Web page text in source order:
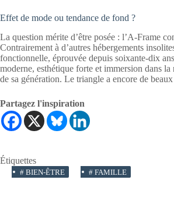
Effet de mode ou tendance de fond ?
La question mérite d’être posée : l’A-Frame
Contrairement à d’autres hébergements
fonctionnelle, éprouvée depuis soixante-dix
moderne, esthétique forte et immersion dans
de sa génération. Le triangle a encore de
Partagez l'inspiration
Étiquettes
# BIEN-ÊTRE # FAMILLE